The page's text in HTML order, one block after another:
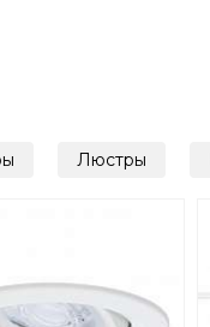
Люстры